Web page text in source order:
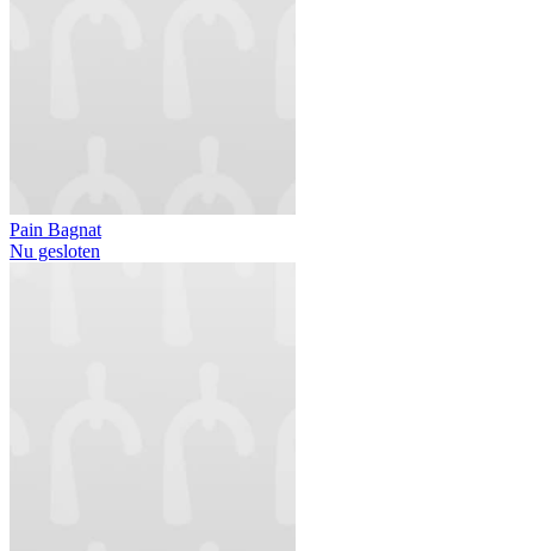
Pain Bagnat
Nu gesloten